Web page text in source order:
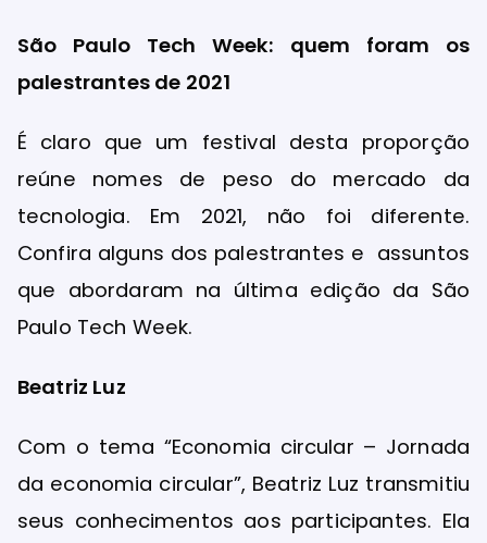
São Paulo Tech Week: quem foram os
palestrantes de 2021
É claro que um festival desta proporção
reúne nomes de peso do mercado da
tecnologia. Em 2021, não foi diferente.
Confira alguns dos palestrantes e assuntos
que abordaram na última edição da São
Paulo Tech Week.
Beatriz Luz
Com o tema “Economia circular – Jornada
da economia circular”, Beatriz Luz transmitiu
seus conhecimentos aos participantes. Ela